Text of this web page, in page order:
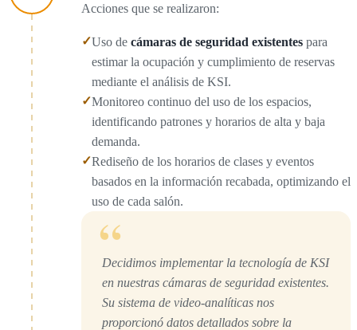
Acciones que se realizaron:
✓Uso de cámaras de seguridad existentes para
estimar la ocupación y cumplimiento de reservas
mediante el análisis de KSI.
✓Monitoreo continuo del uso de los espacios,
identificando patrones y horarios de alta y baja
demanda.
✓Rediseño de los horarios de clases y eventos
basados en la información recabada, optimizando el
uso de cada salón.
“
Decidimos implementar la tecnología de KSI
en nuestras cámaras de seguridad existentes.
Su sistema de video-analíticas nos
proporcionó datos detallados sobre la